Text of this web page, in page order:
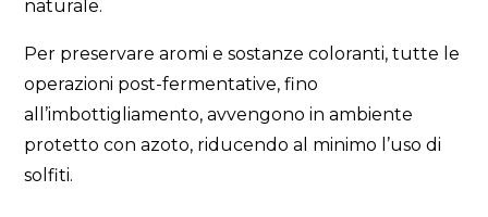
naturale.
Per preservare aromi e sostanze coloranti, tutte le
operazioni post-fermentative, fino
all’imbottigliamento, avvengono in ambiente
protetto con azoto, riducendo al minimo l’uso di
solfiti.